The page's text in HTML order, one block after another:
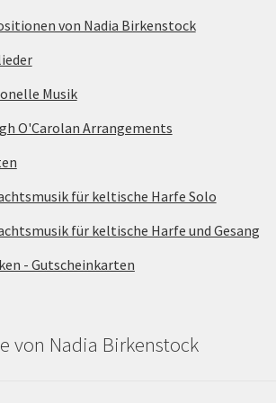
von Nadia Birkenstock
Musik
O'Carolan Arrangements
für keltische Harfe Solo
für keltische Harfe und Gesang
- Gutscheinkarten
von Nadia Birkenstock